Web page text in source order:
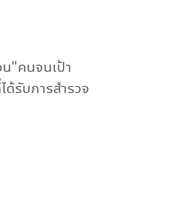
"คนจนเป้า
รับการสำรวจ